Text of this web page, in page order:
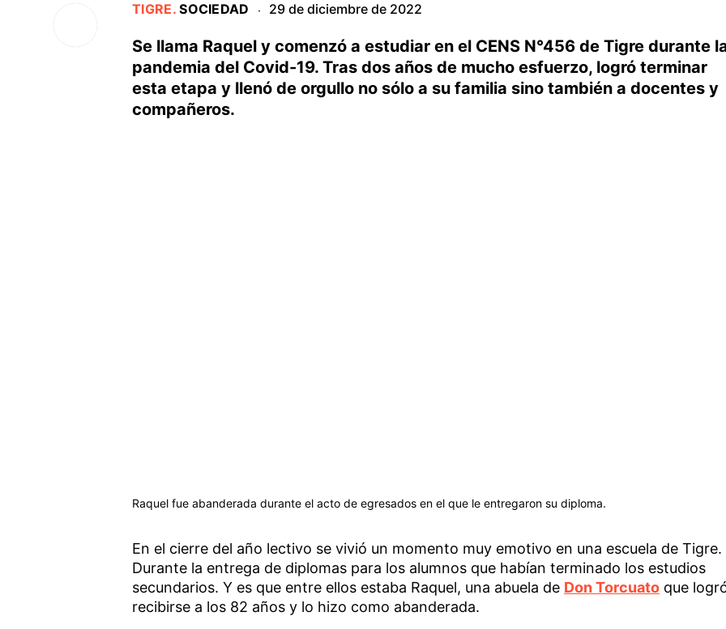
TIGRE.SOCIEDAD · 29 de diciembre de 2022
Se llama Raquel y comenzó a estudiar en el CENS N°456 de Tigre durante
pandemia del Covid-19. Tras dos años de mucho esfuerzo, logró terminar
esta etapa y llenó de orgullo no sólo a su familia sino también a docentes y
compañeros.
Raquel fue abanderada durante el acto de egresados en el que le entregaron su diploma.
En el cierre del año lectivo se vivió un momento muy emotivo en una escuela de Tigre.
Durante la entrega de diplomas para los alumnos que habían terminado los estudios
secundarios. Y es que entre ellos estaba Raquel, una abuela de Don Torcuatoque
recibirse a los 82 años y lo hizo como abanderada.